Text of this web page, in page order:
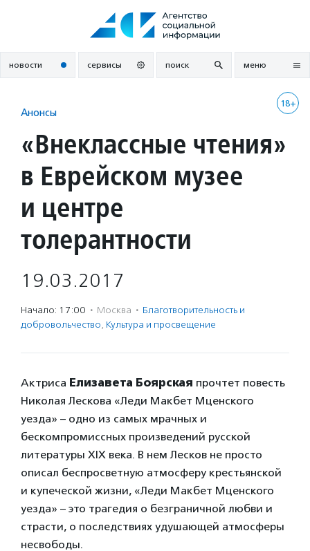
новости сервисы поиск меню
18+
Анонсы
«Внеклассные чтения»
в Еврейском музее
и центре
толерантности
19.03.2017
Начало: 17:00 · Москва · Благотвори­тель­ность и
доброволь­чест­во, Культура и просвещение
Актриса Елизавета Боярская прочтет повесть
Николая Лескова «Леди Макбет Мценского
уезда» – одно из самых мрачных и
бескомпромиссных произведений русской
литературы XIX века. В нем Лесков не просто
описал беспросветную атмосферу крестьянской
и купеческой жизни, «Леди Макбет Мценского
уезда» – это трагедия о безграничной любви и
страсти, о последствиях удушающей атмосферы
несвободы.